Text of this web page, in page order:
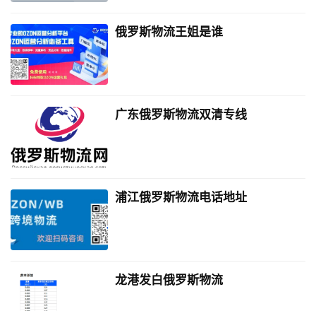
俄罗斯物流王姐是谁
广东俄罗斯物流双清专线
浦江俄罗斯物流电话地址
龙港发白俄罗斯物流